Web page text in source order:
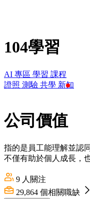
104學習
AI 專區 學習 課程
證照 測驗 共學 新知
公司價值
指的是員工能理解並認
不僅有助於個人成長，
9 人關注
29,864 個相關職缺